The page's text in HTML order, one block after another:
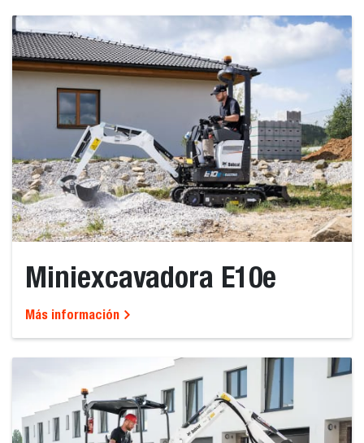
Miniexcavadora E10e
Más información